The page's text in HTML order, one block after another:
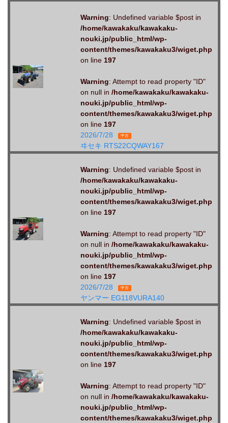
Warning: Undefined variable $post in
/home/kawakaku/kawakaku-
nouki.jp/public_html/wp-
content/themes/kawakaku3/wiget.php
on line 197
Warning: Attempt to read property "ID"
on null in /home/kawakaku/kawakaku-
nouki.jp/public_html/wp-
content/themes/kawakaku3/wiget.php
on line 197
2026/7/28
中古
ヰセキ RTS22CQWAY167
Warning: Undefined variable $post in
/home/kawakaku/kawakaku-
nouki.jp/public_html/wp-
content/themes/kawakaku3/wiget.php
on line 197
Warning: Attempt to read property "ID"
on null in /home/kawakaku/kawakaku-
nouki.jp/public_html/wp-
content/themes/kawakaku3/wiget.php
on line 197
2026/7/28
中古
ヤンマー EG118VURA140
Warning: Undefined variable $post in
/home/kawakaku/kawakaku-
nouki.jp/public_html/wp-
content/themes/kawakaku3/wiget.php
on line 197
Warning: Attempt to read property "ID"
on null in /home/kawakaku/kawakaku-
nouki.jp/public_html/wp-
content/themes/kawakaku3/wiget.php